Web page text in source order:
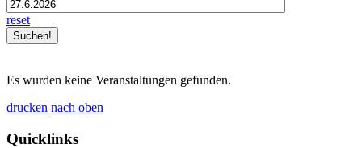
reset
Es wurden keine Veranstaltungen gefunden.
drucken nach oben
Quicklinks